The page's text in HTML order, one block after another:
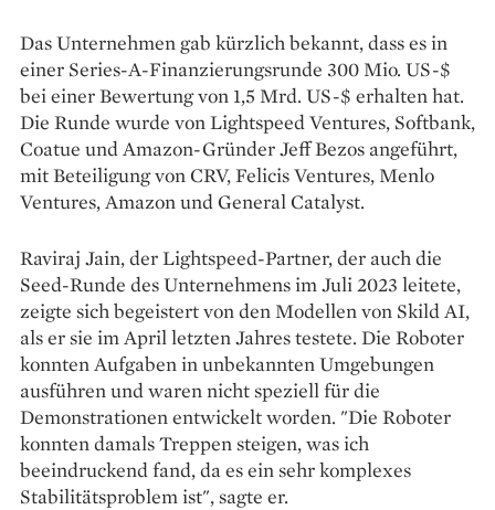
Das Unternehmen gab kürzlich bekannt, dass es in
einer Series-A-Finanzierungsrunde 300 Mio. US-$
bei einer Bewertung von 1,5 Mrd. US-$ erhalten hat.
Die Runde wurde von Lightspeed Ventures, Softbank,
Coatue und Amazon-Gründer Jeff Bezos angeführt,
mit Beteiligung von CRV, Felicis Ventures, Menlo
Ventures, Amazon und General Catalyst.
Raviraj Jain, der Lightspeed-Partner, der auch die
Seed-Runde des Unternehmens im Juli 2023 leitete,
zeigte sich begeistert von den Modellen von Skild AI,
als er sie im April letzten Jahres testete. Die Roboter
konnten Aufgaben in unbekannten Umgebungen
ausführen und waren nicht speziell für die
Demonstrationen entwickelt worden. "Die Roboter
konnten damals Treppen steigen, was ich
beeindruckend fand, da es ein sehr komplexes
Stabilitätsproblem ist", sagte er.